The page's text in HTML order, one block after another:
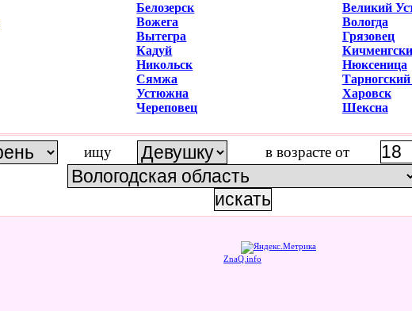
Белозерск
Великий
Вожега
Вологда
Вытегра
Грязовец
Кадуй
Никольск
Нюксеница
Сямжа
Устюжна
Харовск
Череповец
Шексна
ищу в возрасте от
ZnaQ.info